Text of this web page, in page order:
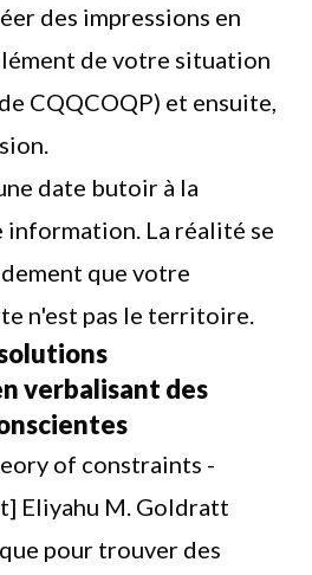
des impressions en
de votre situation
CQQCOQP) et ensuite,
date butoir à la
information. La réalité se
que votre
n'est pas le territoire.
verbalisant des
of constraints -
Eliyahu M. Goldratt
pour trouver des